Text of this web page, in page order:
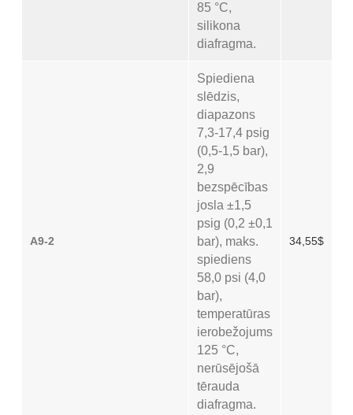
85 °C,
silikona
diafragma.
A9-2
Spiediena
slēdzis,
diapazons
7,3-17,4 psig
(0,5-1,5 bar),
2,9
bezspēcības
josla ±1,5
psig (0,2 ±0,1
bar), maks.
spiediens
58,0 psi (4,0
bar),
temperatūras
ierobežojums
125 °C,
nerūsējošā
tērauda
diafragma.
34,55$